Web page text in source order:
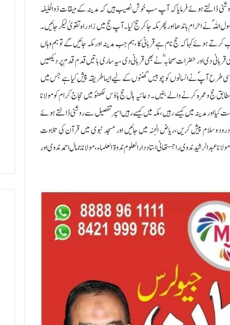
ڈالتے ہوئے فرمایا کہ آپ سب خوش نصیب ہیں کہ مدینہ کے میقات ذوالحلیفہ
نے احرام باندھا اور پھر مکہ جاکر حج کیا۔آپ حج میں زادراہ تقویٰ لیکر جائیں۔
کرتے ہوئے کہاکہ حج نام ہے قربانی کا ، ہم جب مدینہ اور مکہ جائیں گے تو ہم وہاں
دی اور حضرات صحابہ ؓنے بھی قربانی دی ،یہ ساری باتیں قدم قدم پر دیکھیں
آپؐ نے انسانوں کو چوبیس گھنٹوں کے لیے ایسا طریقہ پیش کیاہے جس میں
وعمرہ کرنے والے بنیں۔ دعائیہ ہال حج ہاؤس لکھنؤ میں حجاج کرام کومولانا
کیااور مدینہ میں کیسے رہیں ،مکہ میں کیسے رہیں اسپر تفصیل سے روشنی ڈالتے ہوئے
وسلام پیش کریں،ریاض الجنہ میں جائیں اور مسجد نبوی میں قرآن کی تلاوت
ندوی راجستھانی استاد دار العلوم ندوۃ العلماء ، مولانا جمال احمد ندوی اور